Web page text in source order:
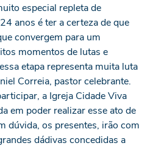
especial repleta de
anos é ter a certeza de que
convergem para um
momentos de lutas e
etapa representa muita luta
Correia, pastor celebrante.
a Igreja Cidade Viva
em poder realizar esse ato de
dúvida, os presentes, irão com
dádivas concedidas a